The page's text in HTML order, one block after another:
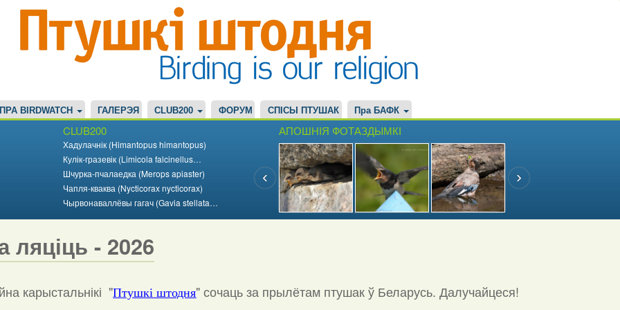
ПРА BIRDWATCH ГАЛЕРЭЯ CLUB200 ФОРУМ СПІСЫ ПТУШАК Пра БАФК
CLUB200
Хадулачнік (Himantopus himantopus)
Кулік-гразевік (Limicola falcinellus…
Шчурка-пчалаедка (Merops apiaster)
Чапля-кваква (Nycticorax nycticorax)
Чырвонаваллёвы гагач (Gavia stellata…
АПОШНІЯ ФОТАЗДЫМКІ
ляціць - 2026
карыстальнікі "Птушкі штодня" сочаць за прылётам птушак ў Беларусь. Далучайцеся!